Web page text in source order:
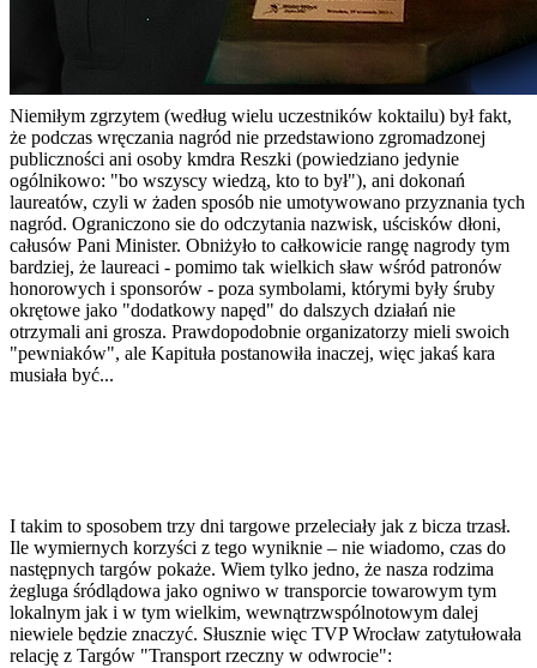
Niemiłym zgrzytem (według wielu uczestników koktailu) był fakt,
że podczas wręczania nagród nie przedstawiono zgromadzonej
publiczności ani osoby kmdra Reszki (powiedziano jedynie
ogólnikowo: "bo wszyscy wiedzą, kto to był"), ani dokonań
laureatów, czyli w żaden sposób nie umotywowano przyznania tych
nagród. Ograniczono sie do odczytania nazwisk, uścisków dłoni,
całusów Pani Minister. Obniżyło to całkowicie rangę nagrody tym
bardziej, że laureaci - pomimo tak wielkich sław wśród patronów
honorowych i sponsorów - poza symbolami, którymi były śruby
okrętowe jako "dodatkowy napęd" do dalszych działań nie
otrzymali ani grosza. Prawdopodobnie organizatorzy mieli swoich
"pewniaków", ale Kapituła postanowiła inaczej, więc jakaś kara
musiała być...
I takim to sposobem trzy dni targowe przeleciały jak z bicza trzasł.
Ile wymiernych korzyści z tego wyniknie – nie wiadomo, czas do
następnych targów pokaże. Wiem tylko jedno, że nasza rodzima
żegluga śródlądowa jako ogniwo w transporcie towarowym tym
lokalnym jak i w tym wielkim, wewnątrzwspólnotowym dalej
niewiele będzie znaczyć. Słusznie więc TVP Wrocław zatytułowała
relację z Targów "Transport rzeczny w odwrocie":